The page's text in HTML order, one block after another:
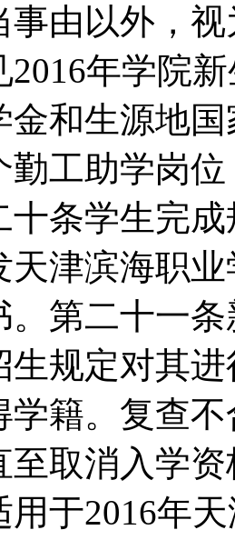
事由以外，
2016年学院
金和生源地
勤工助学岗
十条学生完
天津滨海职
。第二十一
生规定对其
学籍。复查
至取消入学
用于2016年